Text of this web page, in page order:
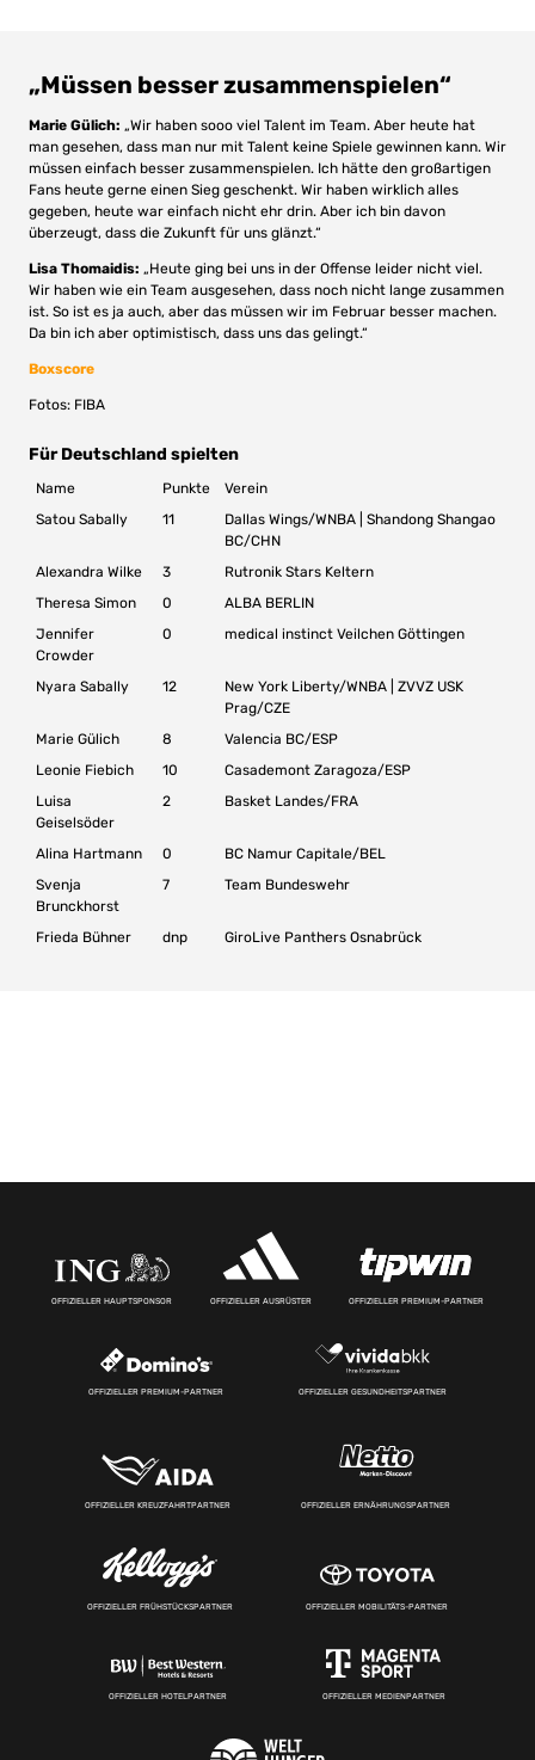
„Müssen besser zusammenspielen“
Marie Gülich: „Wir haben sooo viel Talent im Team. Aber heute hat
man gesehen, dass man nur mit Talent keine Spiele gewinnen kann. Wir
müssen einfach besser zusammenspielen. Ich hätte den großartigen
Fans heute gerne einen Sieg geschenkt. Wir haben wirklich alles
gegeben, heute war einfach nicht ehr drin. Aber ich bin davon
überzeugt, dass die Zukunft für uns glänzt.“
Lisa Thomaidis: „Heute ging bei uns in der Offense leider nicht viel.
Wir haben wie ein Team ausgesehen, dass noch nicht lange zusammen
ist. So ist es ja auch, aber das müssen wir im Februar besser machen.
Da bin ich aber optimistisch, dass uns das gelingt.“
Boxscore
Fotos: FIBA
Für Deutschland spielten
Name Punkte
Verein
Satou Sabally
11
Dallas Wings/WNBA | Shandong Shangao
BC/CHN
Alexandra Wilke
3
Rutronik Stars Keltern
Theresa Simon
0
ALBA BERLIN
Jennifer
Crowder
0 medical instinct Veilchen Göttingen
Nyara Sabally 12
New York Liberty/WNBA | ZVVZ USK
Prag/CZE
Marie Gülich
8
Valencia BC/ESP
Leonie Fiebich
10
Casademont Zaragoza/ESP
Luisa
Geiselsöder
2 Basket Landes/FRA
Alina Hartmann 0
BC Namur Capitale/BEL
Svenja
Brunckhorst
7 Team Bundeswehr
Frieda Bühner dnp GiroLive Panthers Osnabrück
OFFIZIELLER HAUPTSPONSOR OFFIZIELLER AUSRÜSTER OFFIZIELLER PREMIUM-PARTNER
OFFIZIELLER PREMIUM-PARTNER OFFIZIELLER GESUNDHEITSPARTNER
OFFIZIELLER KREUZFAHRTPARTNER OFFIZIELLER ERNÄHRUNGSPARTNER
OFFIZIELLER FRÜHSTÜCKSPARTNER OFFIZIELLER MOBILITÄTS-PARTNER
OFFIZIELLER HOTELPARTNER OFFIZIELLER MEDIENPARTNER